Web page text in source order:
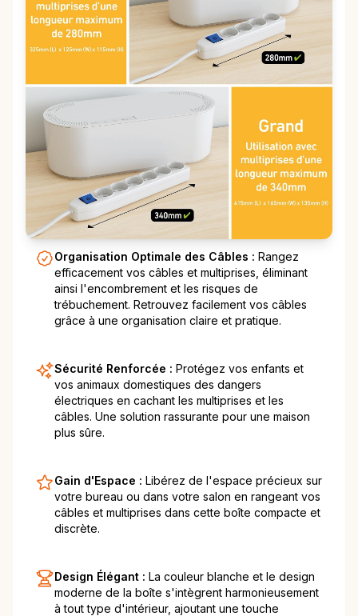
Organisation Optimale des Câbles : Rangez
efficacement vos câbles et multiprises, éliminant
ainsi l'encombrement et les risques de
trébuchement. Retrouvez facilement vos câbles
grâce à une organisation claire et pratique.
Sécurité Renforcée : Protégez vos enfants et
vos animaux domestiques des dangers
électriques en cachant les multiprises et les
câbles. Une solution rassurante pour une maison
plus sûre.
Gain d'Espace : Libérez de l'espace précieux sur
votre bureau ou dans votre salon en rangeant vos
câbles et multiprises dans cette boîte compacte et
discrète.
Design Élégant : La couleur blanche et le design
moderne de la boîte s'intègrent harmonieusement
à tout type d'intérieur, ajoutant une touche